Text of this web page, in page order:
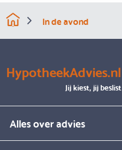
In de avond
HypotheekAdvies.nl
Jij kiest, jij beslist
Alles over advies